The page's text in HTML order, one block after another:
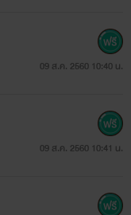
กันตั้งเเต่สมัยมหาลัย
ที่มีรอยยิ้มที่น่ารัก ยิ้ม
ล่น คิดจะเล่นๆกับคุน
09 ส.ค. 2560 10:40 น.
09 ส.ค. 2560 10:41 น.